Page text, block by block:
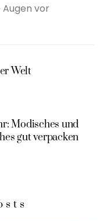
vor
Welt
Modisches und
gut verpacken